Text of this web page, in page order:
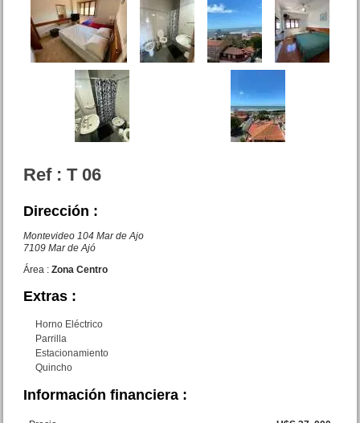
vendido Lote Av. 1 y Santiago
del Estero Lucila del Mar
Precio :U$S 25 .000
Complejo compuesto por 6
dptos y playa de Estac.
EXCELENTE
Ref : T 06
Dirección :
Montevideo 104 Mar de Ajo
7109 Mar de Ajó
Área :Zona Centro
Extras :
Horno Eléctrico
Parrilla
Estacionamiento
Quincho
Información financiera :